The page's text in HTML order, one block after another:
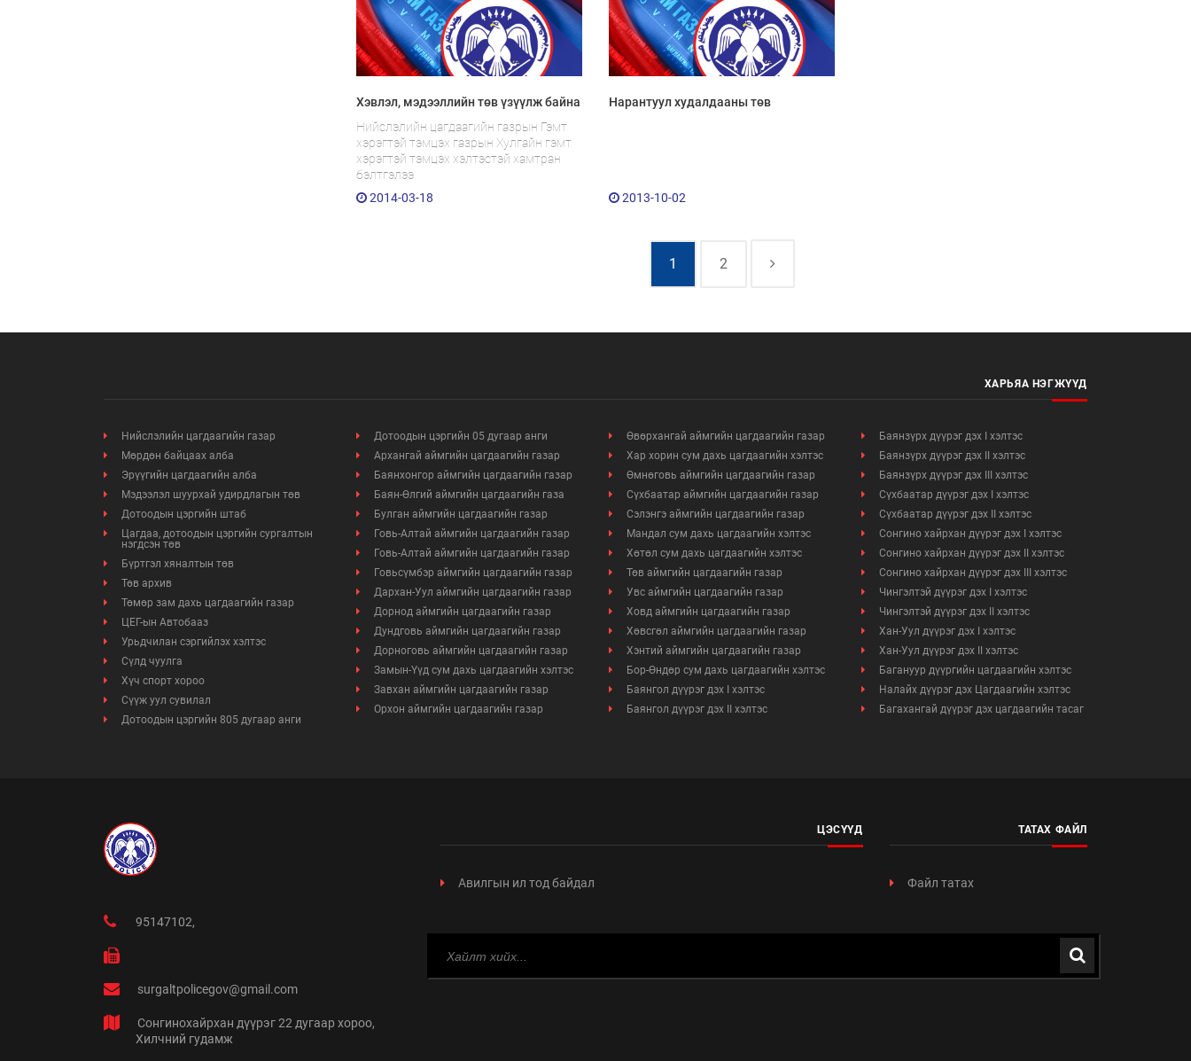
Хэвлэл, мэдээллийн төв үзүүлж байна
Нийслэлийн цагдаагийн газрын Гэмт
хэрэгтэй тэмцэх газрын Хулгайн гэмт
хэрэгтэй тэмцэх хэлтэстэй хамтран
бэлтгэлээ
2014-03-18
Нарантуул худалдааны төв
2013-10-02
1 2
ХАРЬЯА НЭГЖҮҮД
Нийслэлийн цагдаагийн газар
Мөрдөн байцаах алба
Эрүүгийн цагдаагийн алба
Мэдээлэл шуурхай удирдлагын төв
Дотоодын цэргийн штаб
Цагдаа, дотоодын цэргийн сургалтын
нэгдсэн төв
Бүртгэл хяналтын төв
Төв архив
Төмөр зам дахь цагдаагийн газар
ЦЕГ-ын Автобааз
Урьдчилан сэргийлэх хэлтэс
Сүлд чуулга
Хүч спорт хороо
Сүүж уул сувилал
Дотоодын цэргийн 805 дугаар анги
Дотоодын цэргийн 05 дугаар анги
Архангай аймгийн цагдаагийн газар
Баянхонгор аймгийн цагдаагийн газар
Баян-Өлгий аймгийн цагдаагийн газа
Булган аймгийн цагдаагийн газар
Говь-Алтай аймгийн цагдаагийн газар
Говь-Алтай аймгийн цагдаагийн газар
Говьсүмбэр аймгийн цагдаагийн газар
Дархан-Уул аймгийн цагдаагийн газар
Дорнод аймгийн цагдаагийн газар
Дундговь аймгийн цагдаагийн газар
Дорноговь аймгийн цагдаагийн газар
Замын-Үүд сум дахь цагдаагийн хэлтэс
Завхан аймгийн цагдаагийн газар
Орхон аймгийн цагдаагийн газар
Өвөрхангай аймгийн цагдаагийн газар
Хар хорин сум дахь цагдаагийн хэлтэс
Өмнөговь аймгийн цагдаагийн газар
Сүхбаатар аймгийн цагдаагийн газар
Сэлэнгэ аймгийн цагдаагийн газар
Мандал сум дахь цагдаагийн хэлтэс
Хөтөл сум дахь цагдаагийн хэлтэс
Төв аймгийн цагдаагийн газар
Увс аймгийн цагдаагийн газар
Ховд аймгийн цагдаагийн газар
Хөвсгөл аймгийн цагдаагийн газар
Хэнтий аймгийн цагдаагийн газар
Бор-Өндөр сум дахь цагдаагийн хэлтэс
Баянгол дүүрэг дэх I хэлтэс
Баянгол дүүрэг дэх II хэлтэс
Баянзүрх дүүрэг дэх I хэлтэс
Баянзүрх дүүрэг дэх II хэлтэс
Баянзүрх дүүрэг дэх III хэлтэс
Сүхбаатар дүүрэг дэх I хэлтэс
Сүхбаатар дүүрэг дэх II хэлтэс
Сонгино хайрхан дүүрэг дэх I хэлтэс
Сонгино хайрхан дүүрэг дэх II хэлтэс
Сонгино хайрхан дүүрэг дэх III хэлтэс
Чингэлтэй дүүрэг дэх I хэлтэс
Чингэлтэй дүүрэг дэх II хэлтэс
Хан-Уул дүүрэг дэх I хэлтэс
Хан-Уул дүүрэг дэх II хэлтэс
Багануур дүүргийн цагдаагийн хэлтэс
Налайх дүүрэг дэх Цагдаагийн хэлтэс
Багахангай дүүрэг дэх цагдаагийн тасаг
95147102,
surgaltpolicegov@gmail.com
Сонгинохайрхан дүүрэг 22 дугаар хороо,
Хилчний гудамж
ЦЭСҮҮД
Авилгын ил тод байдал
ТАТАХ ФАЙЛ
Файл татах